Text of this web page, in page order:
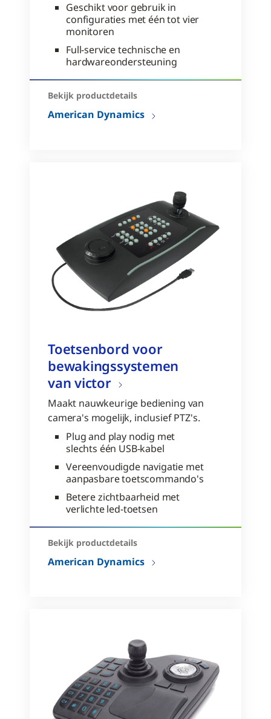
Geschikt voor gebruik in
configuraties met één tot vier
monitoren
Full-service technische en
hardwareondersteuning
Bekijk productdetails
American Dynamics
Toetsenbord voor
bewakingssystemen
van victor
Maakt nauwkeurige bediening van
camera's mogelijk, inclusief PTZ's.
Plug and play nodig met
slechts één USB-kabel
Vereenvoudigde navigatie met
aanpasbare toetscommando's
Betere zichtbaarheid met
verlichte led-toetsen
Bekijk productdetails
American Dynamics